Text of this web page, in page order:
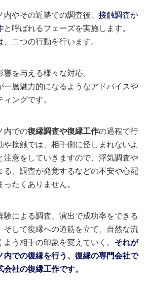
内やその近隣での調査後、接触調査か
と呼ばれるフェーズを実施します。
、二つの行動を行います。
を与える様々な対応。
一層魅力的になるようなアドバイスや
ングです。
内での復縁調査や復縁工作の過程で行
や接触では、相手側に怪しまれないよ
注意をしていきますので、浮気調査や
る、調査が発覚するなどの不安や心配
たくありません。
験による調査、演出で成功率をできる
そして復縁への道筋を立て、自然な流
よう相手の印象を変えていく。 それが
内での復縁を行う、復縁の専門会社で
社の復縁工作です。